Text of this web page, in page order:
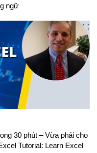
ngữ
30 phút – Vừa phải cho
Tutorial: Learn Excel